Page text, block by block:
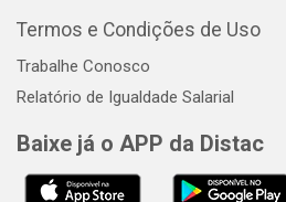
Termos e Condições de Uso
Trabalhe Conosco
Relatório de Igualdade Salarial
Baixe já o APP da Distac